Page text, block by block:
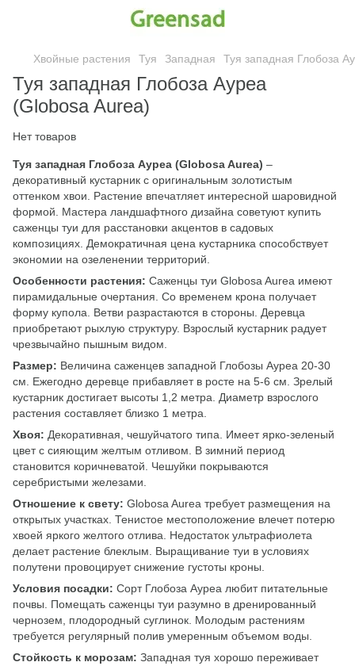
Хвойные растения Туя Западная Туя западная Глобоза
Туя западная Глобоза Ауреа
(Globosa Aurea)
Нет товаров
Туя западная Глобоза Ауреа (Globosa Aurea) –
декоративный кустарник с оригинальным золотистым
оттенком хвои. Растение впечатляет интересной шаровидной
формой. Мастера ландшафтного дизайна советуют купить
саженцы туи для расстановки акцентов в садовых
композициях. Демократичная цена кустарника способствует
экономии на озеленении территорий.
Особенности растения: Саженцы туи Globosa Aurea имеют
пирамидальные очертания. Со временем крона получает
форму купола. Ветви разрастаются в стороны. Деревца
приобретают рыхлую структуру. Взрослый кустарник радует
чрезвычайно пышным видом.
Размер: Величина саженцев западной Глобозы Ауреа 20-30
см. Ежегодно деревце прибавляет в росте на 5-6 см. Зрелый
кустарник достигает высоты 1,2 метра. Диаметр взрослого
растения составляет близко 1 метра.
Хвоя: Декоративная, чешуйчатого типа. Имеет ярко-зеленый
цвет с сияющим желтым отливом. В зимний период
становится коричневатой. Чешуйки покрываются
серебристыми железами.
Отношение к свету: Globosa Aurea требует размещения на
открытых участках. Тенистое местоположение влечет потерю
хвоей яркого желтого отлива. Недостаток ультрафиолета
делает растение блеклым. Выращивание туи в условиях
полутени провоцирует снижение густоты кроны.
Условия посадки: Сорт Глобоза Ауреа любит питательные
почвы. Помещать саженцы туи разумно в дренированный
чернозем, плодородный суглинок. Молодым растениям
требуется регулярный полив умеренным объемом воды.
Стойкость к морозам: Западная туя хорошо переживает